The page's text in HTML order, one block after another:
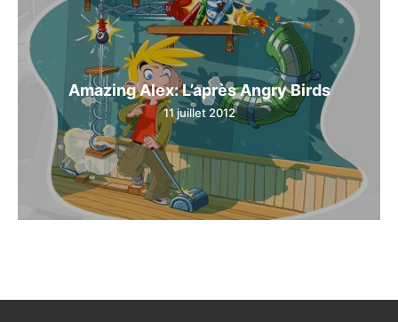
Amazing Alex: L’après Angry Birds
11 juillet 2012